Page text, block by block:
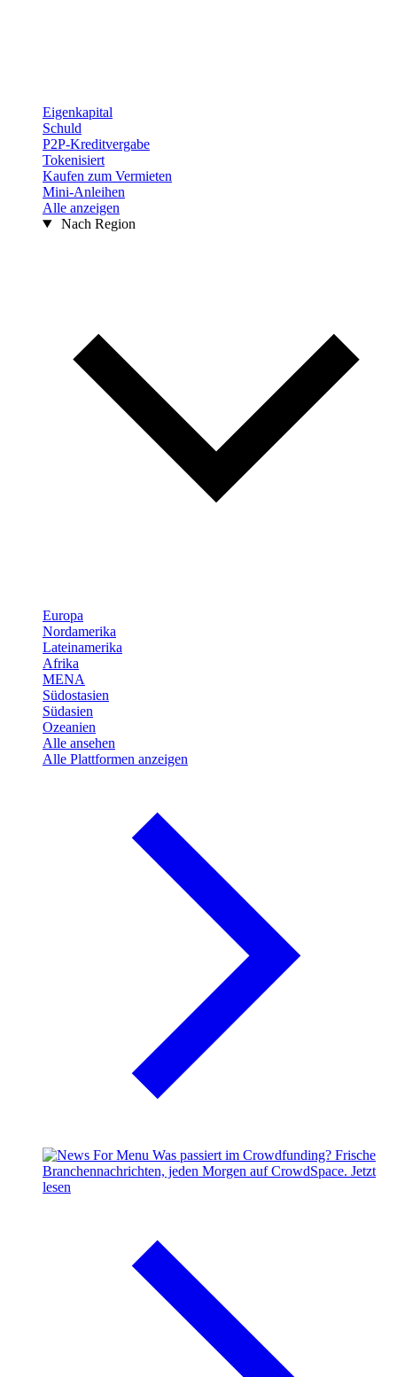
Eigenkapital
Schuld
P2P-Kreditvergabe
Tokenisiert
Kaufen zum Vermieten
Mini-Anleihen
Alle anzeigen
Nach Region
Europa
Nordamerika
Lateinamerika
Afrika
MENA
Südostasien
Südasien
Ozeanien
Alle ansehen
Alle Plattformen anzeigen
Was passiert im Crowdfunding? Frische
Branchennachrichten, jeden Morgen auf CrowdSpace. Jetzt
lesen